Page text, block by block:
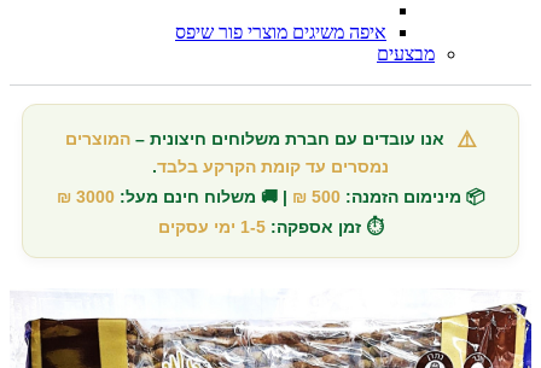
איפה משיגים מוצרי פור שיפס
מבצעים
⚠️ אנו עובדים עם חברת משלוחים חיצונית –המוצרים
נמסרים עד קומת הקרקע בלבד.
📦 מינימום הזמנה: 500 ₪ | 🚚 משלוח חינם מעל: 3000 ₪
⏱️ זמן אספקה: 1-5 ימי עסקים